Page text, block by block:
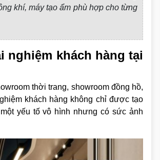
khí, máy tạo ẩm phù hợp cho từng
khách hàng tại
thời trang, showroom đồng hồ,
khách hàng không chỉ được tạo
yếu tố vô hình nhưng có sức ảnh